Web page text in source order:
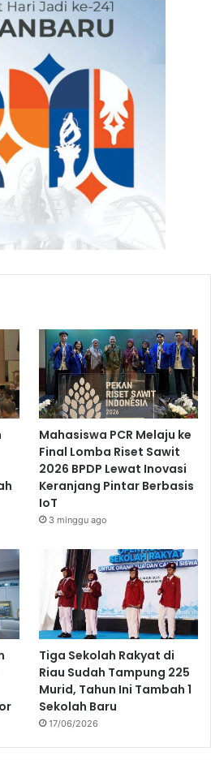
Mahasiswa PCR Melaju ke
Final Lomba Riset Sawit
2026 BPDP Lewat Inovasi
Keranjang Pintar Berbasis
IoT
3 minggu ago
Tiga Sekolah Rakyat di
Riau Sudah Tampung 225
Murid, Tahun Ini Tambah 1
Sekolah Baru
17/06/2026